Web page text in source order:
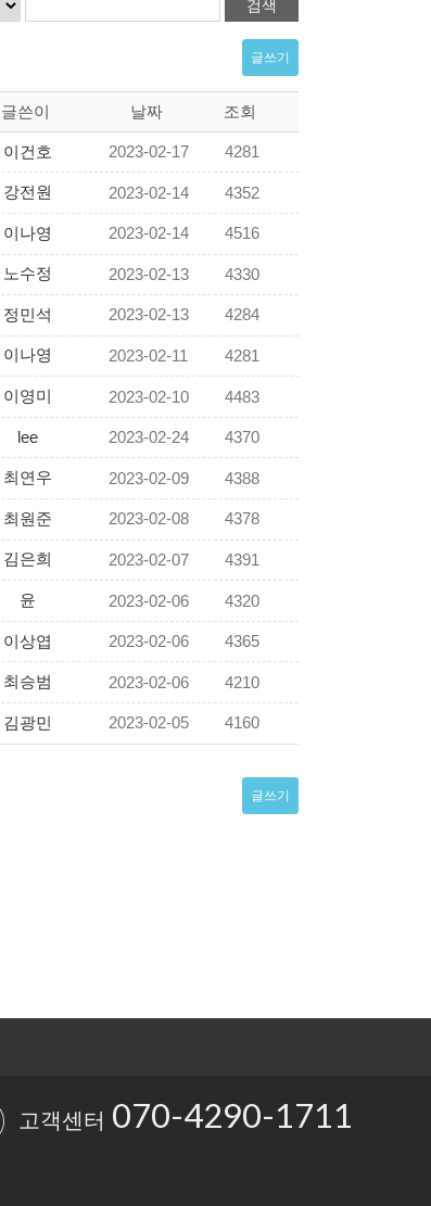
글쓰기
글쓴이 날짜 조회
이건호 2023-02-17 4281
강전원 2023-02-14 4352
이나영 2023-02-14 4516
노수정 2023-02-13 4330
정민석 2023-02-13 4284
이나영 2023-02-11 4281
이영미 2023-02-10 4483
lee 2023-02-24 4370
최연우 2023-02-09 4388
최원준 2023-02-08 4378
김은희 2023-02-07 4391
윤 2023-02-06 4320
이상엽 2023-02-06 4365
최승범 2023-02-06 4210
김광민 2023-02-05 4160
글쓰기
고객센터 070-4290-1711